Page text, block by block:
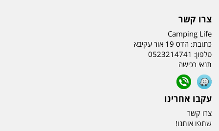
צרו קשר
Camping Life
כתובת: הדס 19 אור עקיבא
טלפון: 0523214741
תנאי רכישה
עקבו אחרינו
צרו קשר
שתפו אותנו!